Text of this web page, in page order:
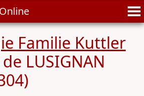
Familie Kuttler
LUSIGNAN